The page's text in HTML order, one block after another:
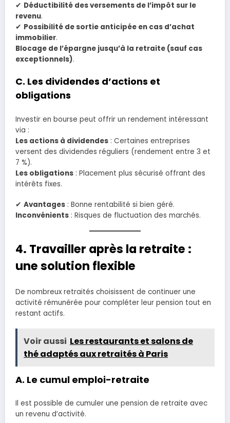
✔ Déductibilité des versements de l’impôt sur le
revenu.
✔ Possibilité de sortie anticipée en cas d’achat
immobilier.
Blocage de l’épargne jusqu’à la retraite (sauf cas
exceptionnels).
C. Les dividendes d’actions et
obligations
Investir en bourse peut offrir un rendement intéressant
via :
Les actions à dividendes : Certaines entreprises
versent des dividendes réguliers (rendement entre 3 et
7 %).
Les obligations : Placement plus sécurisé offrant des
intérêts fixes.
✔ Avantages : Bonne rentabilité si bien géré.
Inconvénients : Risques de fluctuation des marchés.
4. Travailler après la retraite :
une solution flexible
De nombreux retraités choisissent de continuer une
activité rémunérée pour compléter leur pension tout en
restant actifs.
Voir aussi Les restaurants et salons de
thé adaptés aux retraités à Paris
A. Le cumul emploi-retraite
Il est possible de cumuler une pension de retraite avec
un revenu d’activité.